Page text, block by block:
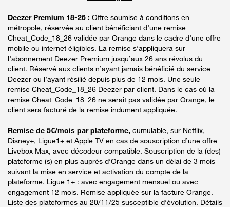
Deezer Premium 18-26 : Offre soumise à conditions en
métropole, réservée au client bénéficiant d’une remise
Cheat_Code_18_26 validée par Orange dans le cadre d’une offre
mobile ou internet éligibles. La remise s’appliquera sur
l’abonnement Deezer Premium jusqu’aux 26 ans révolus du
client. Réservé aux clients n’ayant jamais bénéficié du service
Deezer ou l’ayant résilié depuis plus de 12 mois. Une seule
remise Cheat_Code_18_26 Deezer par client. Dans le cas où la
remise Cheat_Code_18_26 ne serait pas validée par Orange, le
client sera facturé de la remise indument appliquée.
Remise de 5€/mois par plateforme, cumulable, sur Netflix,
Disney+, Ligue1+ et Apple TV en cas de souscription d’une offre
Livebox Max, avec décodeur compatible. Souscription de la (des)
plateforme (s) en plus auprès d’Orange dans un délai de 3 mois
suivant la mise en service et activation du compte de la
plateforme. Ligue 1+ : avec engagement mensuel ou avec
engagement 12 mois. Remise appliquée sur la facture Orange.
Liste des plateformes au 20/11/25 susceptible d’évolution. Détails